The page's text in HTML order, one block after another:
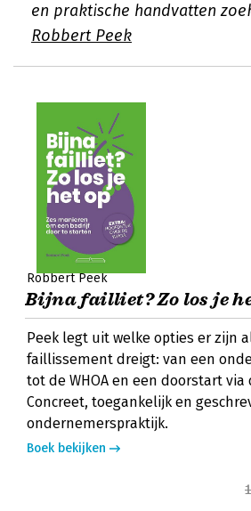
en praktische handvatten
Robbert Peek
Robbert Peek
Bijna failliet? Zo los je
Peek legt uit welke opties er zijn
faillissement dreigt: van een
tot de WHOA en een doorstart via
Concreet, toegankelijk en
ondernemerspraktijk.
Boek bekijken